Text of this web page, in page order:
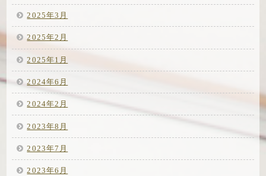
2025年3月
2025年2月
2025年1月
2024年6月
2024年2月
2023年8月
2023年7月
2023年6月